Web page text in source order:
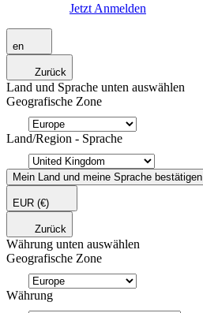
Jetzt Anmelden
en
Zurück
Land und Sprache unten auswählen
Geografische Zone
Land/Region - Sprache
Mein Land und meine Sprache bestätigen
EUR (€)
Zurück
Währung unten auswählen
Geografische Zone
Währung